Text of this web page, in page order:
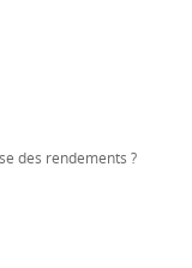
des rendements ?